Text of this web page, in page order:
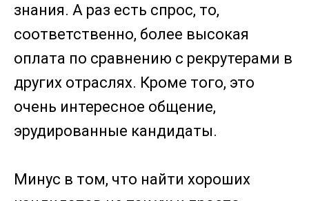
знания. А раз есть спрос, то,
соответственно, более высокая
оплата по сравнению с рекрутерами в
других отраслях. Кроме того, это
очень интересное общение,
эрудированные кандидаты.
Минус в том, что найти хороших